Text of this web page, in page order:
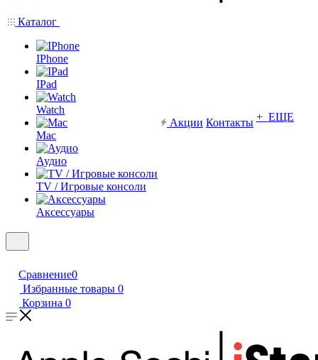
Каталог
IPhone
IPad
Watch
Mac
Аудио
TV / Игровые консоли
Аксессуары
Акции Контакты + ЕЩЕ
Сравнение0
Избранные товары 0
Корзина 0